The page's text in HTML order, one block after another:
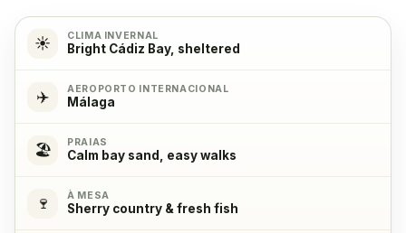
✓
Fogão
✓ Forno
Sim
✓ Frigorífico
☀️ CLIMA INVERNAL
Bright Cádiz Bay, sheltered
✈️ AEROPORTO INTERNACIONAL
Málaga
🏖️ PRAIAS
Calm bay sand, easy walks
🍷 À MESA
Sherry country & fresh fish